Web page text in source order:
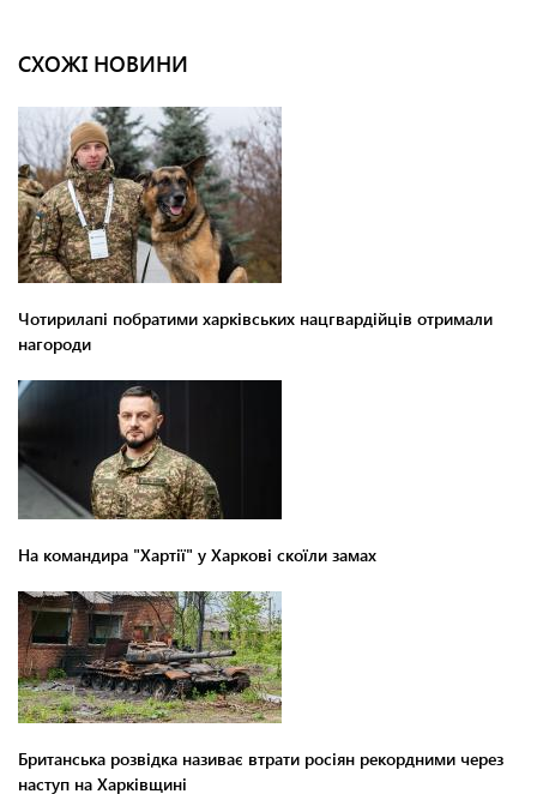
СХОЖІ НОВИНИ
Чотирилапі побратими харківських нацгвардійців отримали
нагороди
На командира "Хартії" у Харкові скоїли замах
Британська розвідка називає втрати росіян рекордними через
наступ на Харківщині